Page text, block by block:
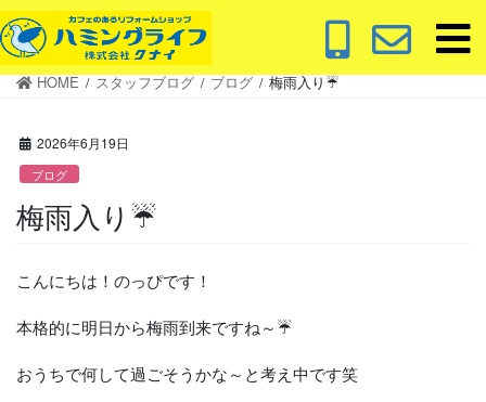
コ
ン
テ
ナ
ビ
ゲ
HOME スタッフブログ ブログ 梅雨入り☔
2026年6月19日
ブログ
梅雨入り☔
こんにちは！のっぴです！
本格的に明日から梅雨到来ですね～☔️
おうちで何して過ごそうかな～と考え中です笑